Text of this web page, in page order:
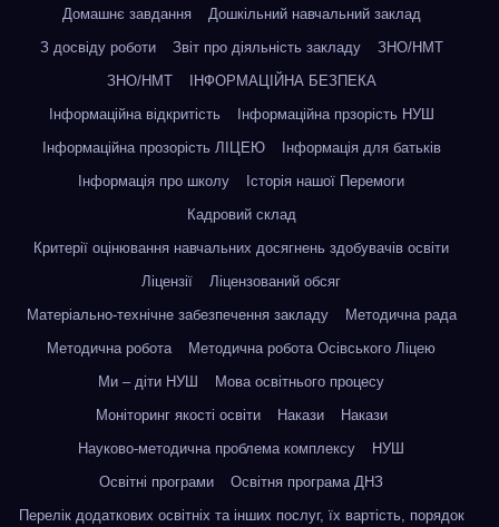
Домашнє завдання
Дошкільний навчальний заклад
З досвіду роботи
Звіт про діяльність закладу
ЗНО/НМТ
ЗНО/НМТ
ІНФОРМАЦІЙНА БЕЗПЕКА
Інформаційна відкритість
Інформаційна прзорість НУШ
Інформаційна прозорість ЛІЦЕЮ
Інформація для батьків
Інформація про школу
Історія нашої Перемоги
Кадровий склад
Критерії оцінювання навчальних досягнень здобувачів освіти
Ліцензії
Ліцензований обсяг
Матеріально-технічне забезпечення закладу
Методична рада
Методична робота
Методична робота Осівського Ліцею
Ми – діти НУШ
Мова освітнього процесу
Моніторинг якості освіти
Накази
Накази
Науково-методична проблема комплексу
НУШ
Освітні програми
Освітня програма ДНЗ
Перелік додаткових освітніх та інших послуг, їх вартість, порядок